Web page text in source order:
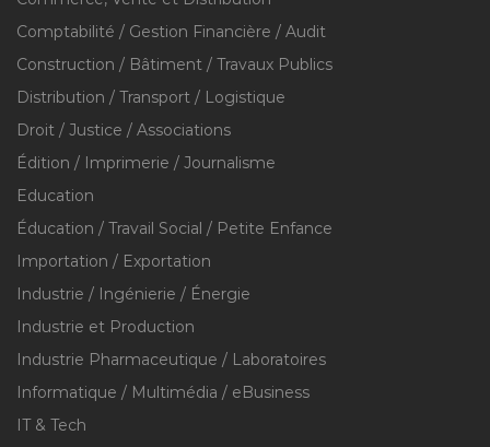
Comptabilité / Gestion Financière / Audit
Construction / Bâtiment / Travaux Publics
Distribution / Transport / Logistique
Droit / Justice / Associations
Édition / Imprimerie / Journalisme
Education
Éducation / Travail Social / Petite Enfance
Importation / Exportation
Industrie / Ingénierie / Énergie
Industrie et Production
Industrie Pharmaceutique / Laboratoires
Informatique / Multimédia / eBusiness
IT & Tech